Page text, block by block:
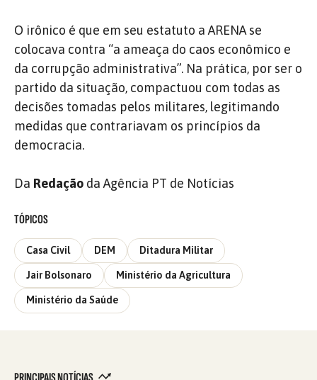
O irônico é que em seu estatuto a ARENA se
colocava contra “a ameaça do caos econômico e
da corrupção administrativa”. Na prática, por ser o
partido da situação, compactuou com todas as
decisões tomadas pelos militares, legitimando
medidas que contrariavam os princípios da
democracia.
Da Redação da Agência PT de Notícias
TÓPICOS
Casa Civil DEM Ditadura Militar
Jair Bolsonaro Ministério da Agricultura
Ministério da Saúde